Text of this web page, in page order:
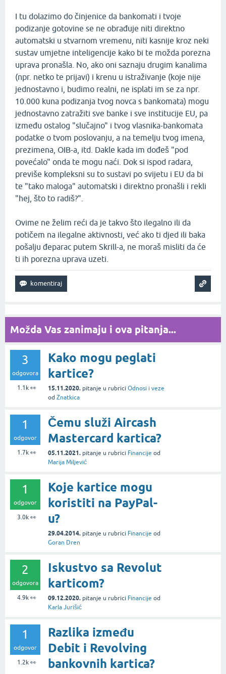
I tu dolazimo do činjenice da bankomati i tvoje
podizanje gotovine se ne obrađuje niti direktno
automatski u stvarnom vremenu, niti kasnije kroz neki
sustav umjetne inteligencije kako bi te možda porezna
uprava pronašla. No, ako oni saznaju drugim kanalima
(npr. netko te prijavi) i krenu u istraživanje (koje nije
jednostavno i, budimo realni, ne isplati im se za npr.
10.000 kuna podizanja tvog novca s bankomata) mogu
jednostavno zatražiti sve banke i sve institucije EU, pa
između ostalog "slučajno" i tvog vlasnika-bankomata
podatke o tvom poslovanju, a na temelju tvog imena,
prezimena, OIB-a, itd. Dakle kada im dođeš "pod
povećalo" onda te mogu naći. Dok si ispod radara,
previše kompleksni su to sustavi po svijetu i EU da bi
te "tako maloga" automatski i direktno pronašli i rekli
"hej, što to radiš?".
Ovime ne želim reći da je takvo što ilegalno ili da
potičem na ilegalne aktivnosti, već ako ti djed ili baka
pošalju đeparac putem Skrill-a, ne moraš misliti da će
ti ih porezna uprava uzeti.
Možda Vas zanimaju i ova pitanja...
3
odgovora
1.1k👀
Kako mogu peglati
kartice?
15.11.2020. pitanje u rubrici Odnosi i veze
od Znatkica
1
odgovor
1.7k👀
Čemu služi Aircash
Mastercard kartica?
05.11.2021. pitanje u rubrici Financije od
Marija Miljević
1
odgovor
3.0k👀
Koje kartice mogu
koristiti na PayPal-
u?
29.04.2014. pitanje u rubrici Financije od
Goran Dren
2
odgovora
4.9k👀
Iskustvo sa Revolut
karticom?
09.12.2020. pitanje u rubrici Financije od
Karla Jurišić
1
odgovor
1.2k👀
Razlika između
Debit i Revolving
bankovnih kartica?